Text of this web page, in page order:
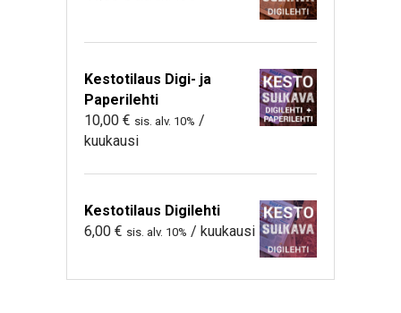
Kestotilaus Digi- ja
Paperilehti
10,00 € sis. alv. 10% /
kuukausi
Kestotilaus Digilehti
6,00 € sis. alv. 10% / kuukausi